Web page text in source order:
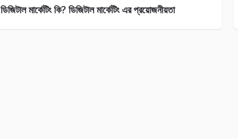
ডিজিটাল মার্কেটিং কি? ডিজিটাল মার্কেটিং এর প্রয়োজনীয়তা